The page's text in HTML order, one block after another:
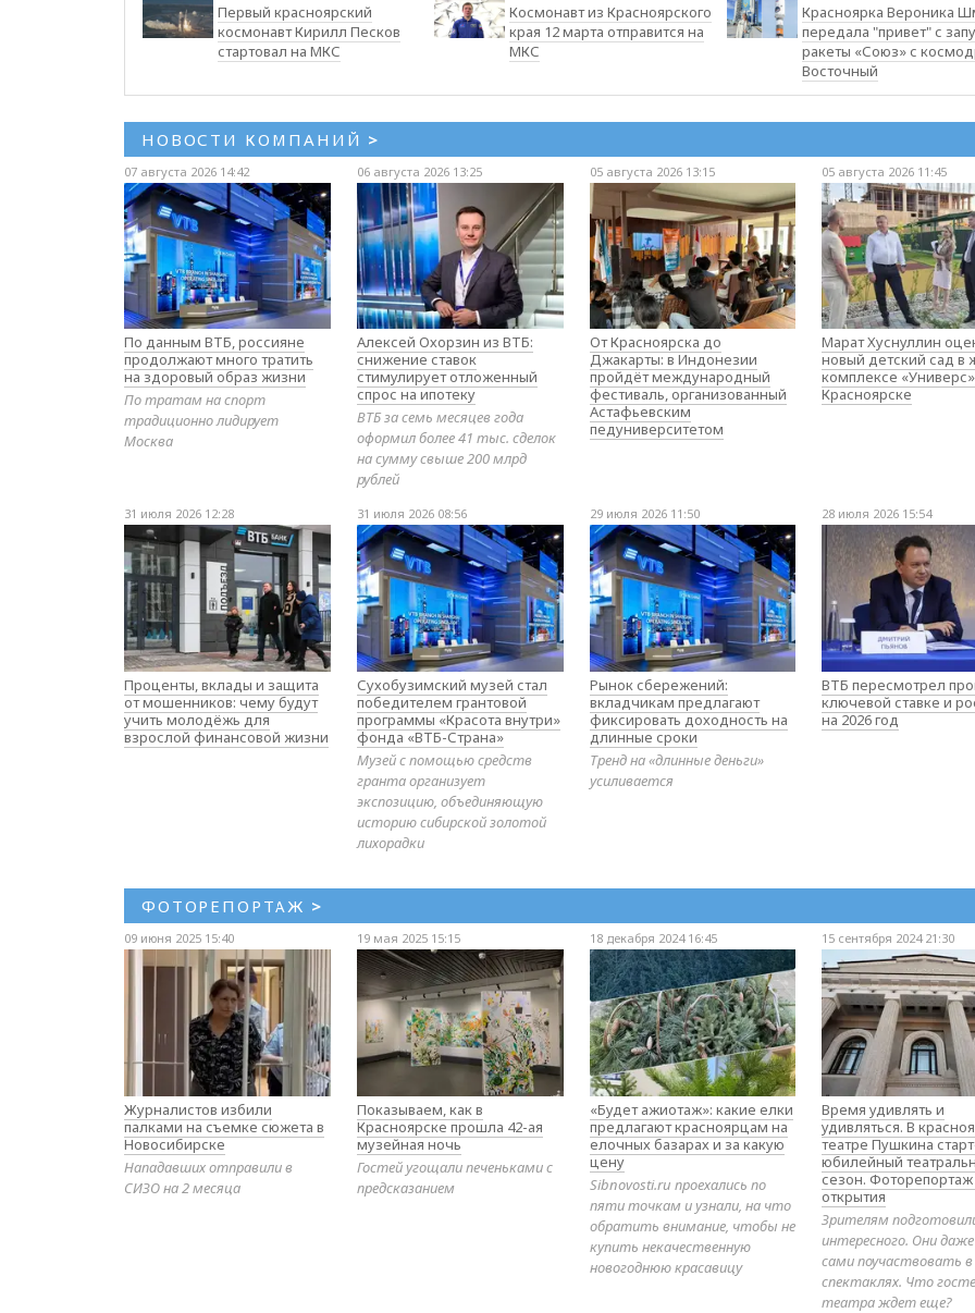
Первый красноярский
космонавт Кирилл Песков
стартовал на МКС
Космонавт из Красноярского
края 12 марта отправится на
МКС
Красноярка Вероника
передала "привет" с
ракеты «Союз» с
Восточный
НОВОСТИ КОМПАНИЙ >
07 августа 2026 14:42
По данным ВТБ, россияне
продолжают много тратить
на здоровый образ жизни
По тратам на спорт
традиционно лидирует
Москва
06 августа 2026 13:25
Алексей Охорзин из ВТБ:
снижение ставок
стимулирует отложенный
спрос на ипотеку
ВТБ за семь месяцев года
оформил более 41 тыс. сделок
на сумму свыше 200 млрд
рублей
05 августа 2026 13:15
От Красноярска до
Джакарты: в Индонезии
пройдёт международный
фестиваль, организованный
Астафьевским
педуниверситетом
05 августа 2026 11:45
Марат Хуснуллин
новый детский сад в
комплексе
Красноярске
31 июля 2026 12:28
Проценты, вклады и защита
от мошенников: чему будут
учить молодёжь для
взрослой финансовой жизни
31 июля 2026 08:56
Сухобузимский музей стал
победителем грантовой
программы «Красота внутри»
фонда «ВТБ-Страна»
Музей с помощью средств
гранта организует
экспозицию, объединяющую
историю сибирской золотой
лихорадки
29 июля 2026 11:50
Рынок сбережений:
вкладчикам предлагают
фиксировать доходность на
длинные сроки
Тренд на «длинные деньги»
усиливается
28 июля 2026 15:54
ВТБ пересмотрел
ключевой ставке и
на 2026 год
ФОТОРЕПОРТАЖ >
09 июня 2025 15:40
Журналистов избили
палками на съемке сюжета в
Новосибирске
Нападавших отправили в
СИЗО на 2 месяца
19 мая 2025 15:15
Показываем, как в
Красноярске прошла 42-ая
музейная ночь
Гостей угощали печеньками с
предсказанием
18 декабря 2024 16:45
«Будет ажиотаж»: какие елки
предлагают красноярцам на
елочных базарах и за какую
цену
Sibnovosti.ru проехались по
пяти точкам и узнали, на что
обратить внимание, чтобы не
купить некачественную
новогоднюю красавицу
15 сентября 2024 21:30
Время удивлять и
удивляться. В
театре Пушкина
юбилейный
сезон. Фоторепортаж
открытия
Зрителям
интересного. Они
сами поучаствовать в
спектаклях. Что
театра ждет еще?